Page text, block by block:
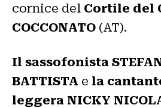
cornice del Cortile del
COCCONATO (AT).
Il sassofonista
BATTISTA e la
leggera NICKY